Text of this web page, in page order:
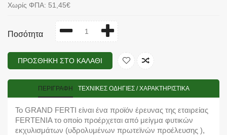
Χωρίς ΦΠΑ: 51,45€
Ποσότητα
ΠΡΟΣΘΉΚΗ ΣΤΟ ΚΑΛΆΘΙ
ΠΕΡΙΓΡΑΦΉ TΕΧΝΙΚΈΣ ΟΔΗΓΊΕΣ / ΧΑΡΑΚΤΗΡΙΣΤΙΚΆ
Το GRAND FERTI είναι ένα προϊόν έρευνας της εταιρείας
FERTENIA το οποίο προέρχεται από μείγμα φυτικών
εκχυλισμάτων (υδρολυμένων πρωτεϊνών προέλευσης ),